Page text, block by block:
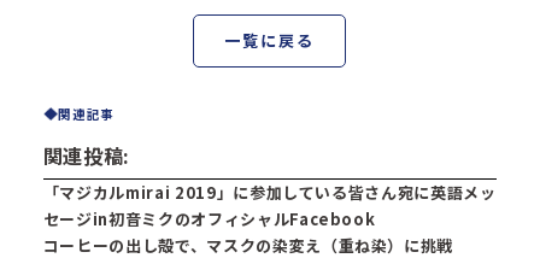
一覧に戻る
関連記事
関連投稿:
「マジカルmirai 2019」に参加している皆さん宛に英語メッ
セージin初音ミクのオフィシャルFacebook
コーヒーの出し殻で、マスクの染変え（重ね染）に挑戦